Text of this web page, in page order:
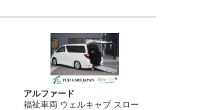
アルファード
福祉車両 ウェルキャブ スロー